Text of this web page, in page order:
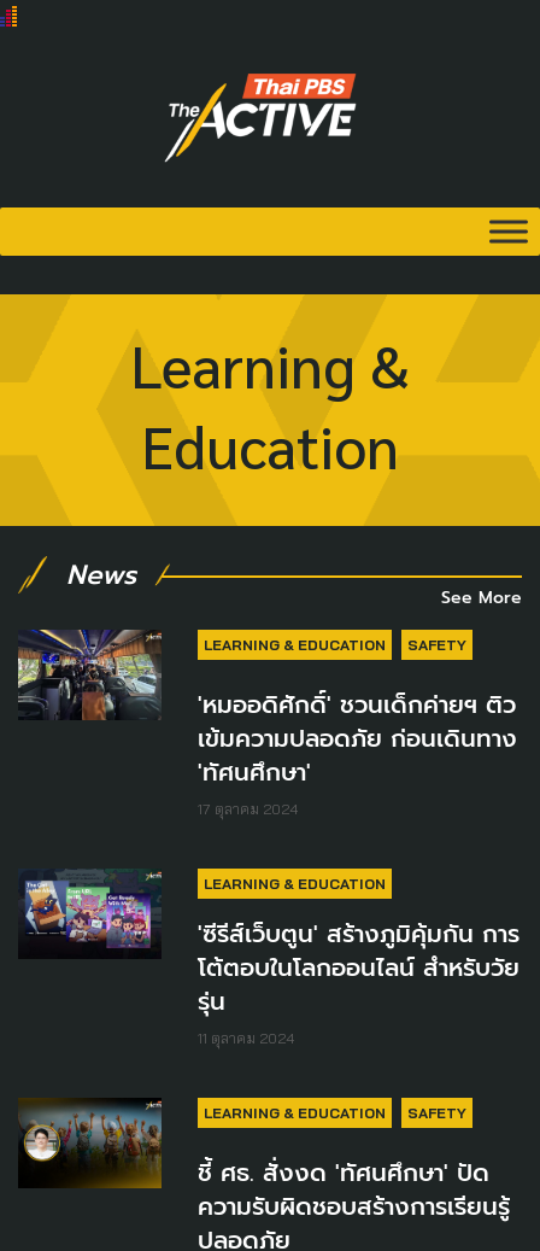
Learning &
Education
News
See More
LEARNING & EDUCATION SAFETY
'หมออดิศักดิ์' ชวนเด็กค่ายฯ ติว
เข้มความปลอดภัย ก่อนเดินทาง
'ทัศนศึกษา'
17 ตุลาคม 2024
LEARNING & EDUCATION
'ซีรีส์เว็บตูน' สร้างภูมิคุ้มกัน การ
โต้ตอบในโลกออนไลน์ สำหรับวัย
รุ่น
11 ตุลาคม 2024
LEARNING & EDUCATION SAFETY
ชี้ ศธ. สั่งงด 'ทัศนศึกษา' ปัด
ความรับผิดชอบสร้างการเรียนรู้
ปลอดภัย